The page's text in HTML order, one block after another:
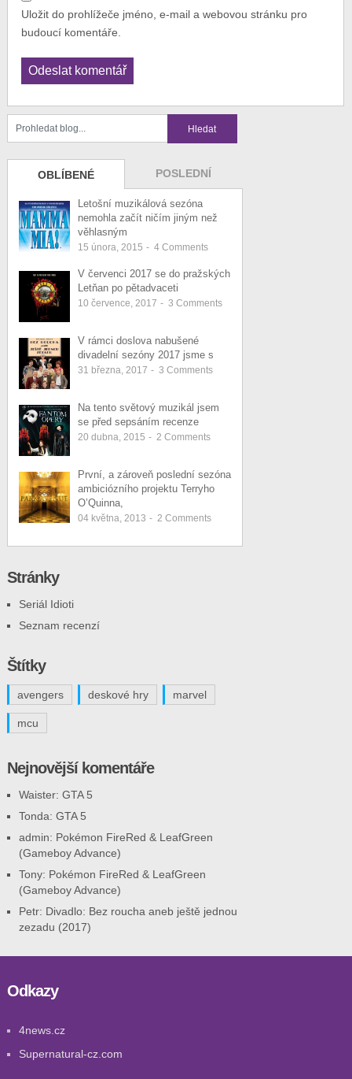
Uložit do prohlížeče jméno, e-mail a webovou stránku pro
budoucí komentáře.
OBLÍBENÉ POSLEDNÍ
Letošní muzikálová sezóna
nemohla začít ničím jiným než
věhlasným
15 února, 2015 - 4Comments
V červenci 2017 se do pražských
Letňan po pětadvaceti
10 července, 2017 - 3 Comments
V rámci doslova nabušené
divadelní sezóny 2017 jsme s
31 března, 2017 - 3 Comments
Na tento světový muzikál jsem
se před sepsáním recenze
20 dubna, 2015 - 2 Comments
První, a zároveň poslední sezóna
ambiciózního projektu Terryho
O’Quinna,
04 května, 2013 - 2 Comments
Stránky
Seriál Idioti
Seznam recenzí
Štítky
avengers deskové hry marvel
mcu
Nejnovější komentáře
Waister: GTA 5
Tonda: GTA 5
admin: Pokémon FireRed & LeafGreen
(Gameboy Advance)
Tony: Pokémon FireRed & LeafGreen
(Gameboy Advance)
Petr: Divadlo: Bez roucha aneb ještě jednou
zezadu (2017)
Odkazy
4news.cz
Supernatural-cz.com